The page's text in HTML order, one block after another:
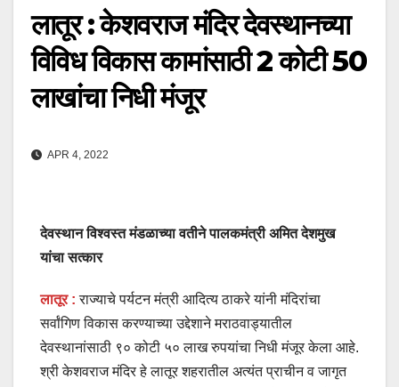
लातूर : केशवराज मंदिर देवस्थानच्या
विविध विकास कामांसाठी 2 कोटी 50
लाखांचा निधी मंजूर
APR 4, 2022
देवस्थान विश्वस्त मंडळाच्या वतीने पालकमंत्री अमित देशमुख
यांचा सत्कार
लातूर :राज्याचे पर्यटन मंत्री आदित्य ठाकरे यांनी मंदिरांचा
सर्वांगिण विकास करण्याच्या उद्देशाने मराठवाड्यातील
देवस्थानांसाठी ९० कोटी ५० लाख रुपयांचा निधी मंजूर केला आहे.
श्री केशवराज मंदिर हे लातूर शहरातील अत्यंत प्राचीन व जागृत